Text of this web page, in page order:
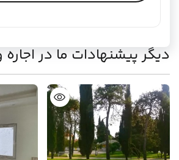
دیگر پیشنهادات ما در اجاره